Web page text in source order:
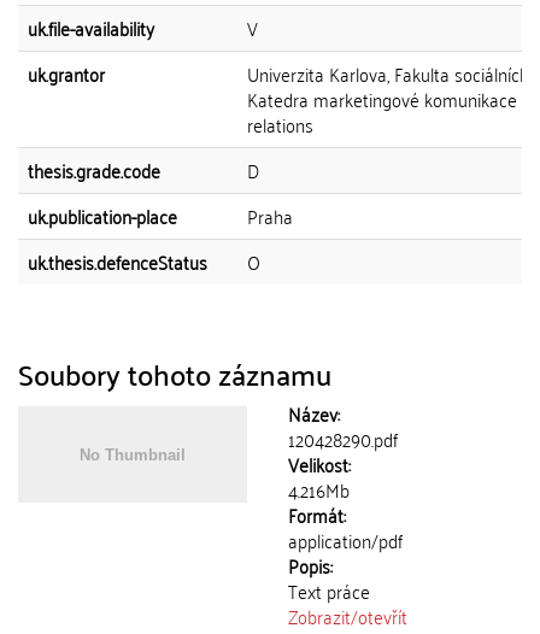
uk.file-availability
V
uk.grantor
Univerzita Karlova, Fakulta sociálních
Katedra marketingové komunikace a
relations
thesis.grade.code
D
uk.publication-place
Praha
uk.thesis.defenceStatus
O
Soubory tohoto záznamu
Název:
120428290.pdf
Velikost:
4.216Mb
Formát:
application/pdf
Popis:
Text práce
Zobrazit/otevřít